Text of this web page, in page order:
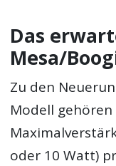
Das
Mesa/
Zu den
Modell
oder 10 Watt)